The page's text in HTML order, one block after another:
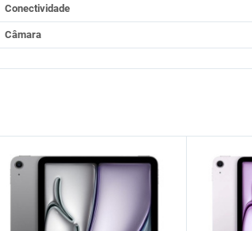
Conectividade
Câmara